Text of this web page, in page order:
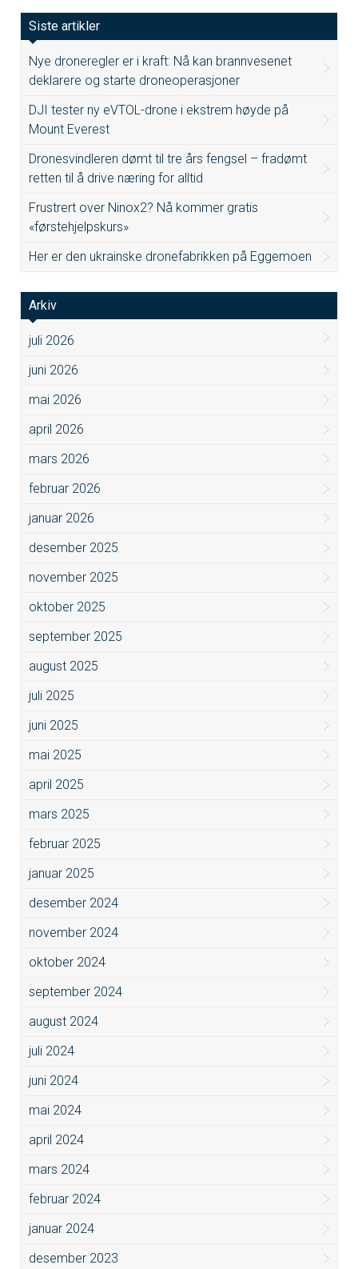
Siste artikler
Nye droneregler er i kraft: Nå kan brannvesenet
deklarere og starte droneoperasjoner
DJI tester ny eVTOL-drone i ekstrem høyde på
Mount Everest
Dronesvindleren dømt til tre års fengsel – fradømt
retten til å drive næring for alltid
Frustrert over Ninox2? Nå kommer gratis
«førstehjelpskurs»
Her er den ukrainske dronefabrikken på Eggemoen
Arkiv
juli 2026
juni 2026
mai 2026
april 2026
mars 2026
februar 2026
januar 2026
desember 2025
november 2025
oktober 2025
september 2025
august 2025
juli 2025
juni 2025
mai 2025
april 2025
mars 2025
februar 2025
januar 2025
desember 2024
november 2024
oktober 2024
september 2024
august 2024
juli 2024
juni 2024
mai 2024
april 2024
mars 2024
februar 2024
januar 2024
desember 2023